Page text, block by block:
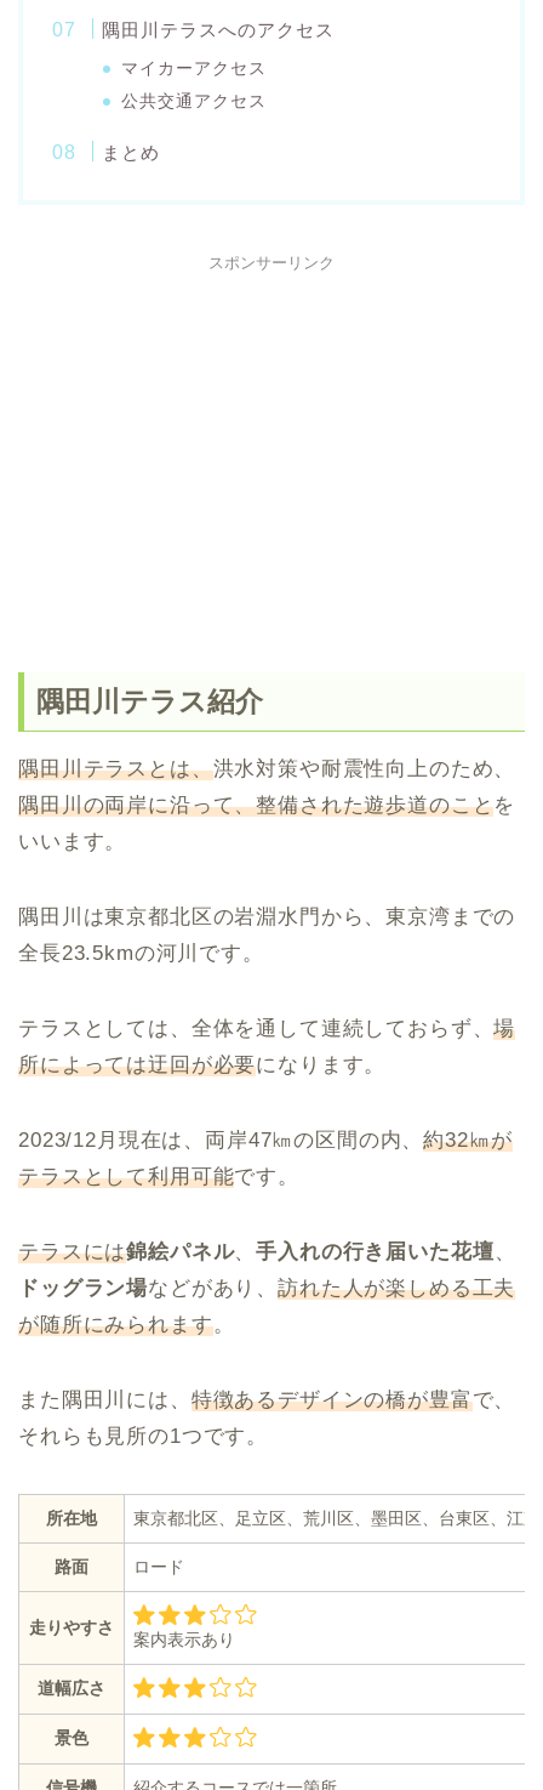
隅田川テラスへのアクセス
マイカーアクセス
公共交通アクセス
まとめ
スポンサーリンク
隅田川テラス紹介
隅田川テラスとは、洪水対策や耐震性向上のため、
隅田川の両岸に沿って、整備された遊歩道のことを
いいます。
隅田川は東京都北区の岩淵水門から、東京湾までの
全長23.5kmの河川です。
テラスとしては、全体を通して連続しておらず、場
所によっては迂回が必要になります。
2023/12月現在は、両岸47㎞の区間の内、約32㎞が
テラスとして利用可能です。
テラスには錦絵パネル、手入れの行き届いた花壇 、
ドッグラン場などがあり、訪れた人が楽しめる工夫
が随所にみられます。
また隅田川には、 特徴あるデザインの橋が豊富で、
それらも見所の1つです。
所在地 東京都北区、足立区、荒川区、墨田区、台東区、江
路面 ロード
走りやすさ
案内表示あり
道幅広さ
景色